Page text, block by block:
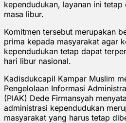
kependudukan, layanan ini
masa libur.
Komitmen tersebut merupakan
prima kepada masyarakat agar
kependudukan tetap dapat
hari libur nasional.
Kadisdukcapil Kampar Muslim
Pengelolaan Informasi
(PIAK) Dede Firmansyah
administrasi kependudukan
masyarakat yang harus tetap